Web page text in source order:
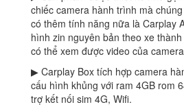
chiếc camera hành trình mà
có thêm tính năng nữa là Carplay
hình zin nguyên bản theo xe
có thể xem được video của
▶ Carplay Box tích hợp camera
cấu hình khủng với ram 4GB rom
trợ kết nối sim 4G, Wifi.